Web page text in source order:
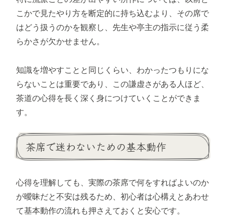
こかで見たやり方を断定的に持ち込むより、その席で
はどう扱うのかを観察し、先生や亭主の指示に従う柔
らかさが欠かせません。
知識を増やすことと同じくらい、わかったつもりにな
らないことは重要であり、この謙虚さがある人ほど、
茶道の心得を長く深く身につけていくことができま
す。
茶席で迷わないための基本動作
心得を理解しても、実際の茶席で何をすればよいのか
が曖昧だと不安は残るため、初心者は心構えとあわせ
て基本動作の流れも押さえておくと安心です。